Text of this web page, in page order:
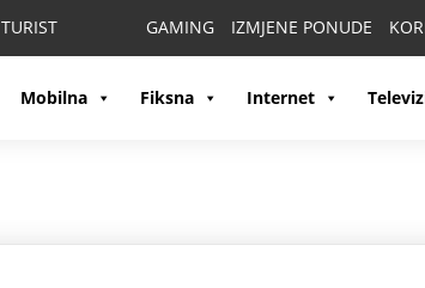
TURIST GAMING IZMJENE PONUDE
Mobilna Fiksna Internet